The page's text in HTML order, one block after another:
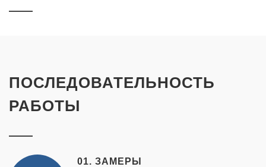
ПОСЛЕДОВАТЕЛЬНОСТЬ
РАБОТЫ
01. ЗАМЕРЫ